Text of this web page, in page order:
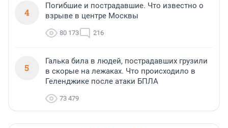
4
Погибшие и пострадавшие. Что известно о
взрыве в центре Москвы
80 173 216
5
Галька била в людей, пострадавших грузили
в скорые на лежаках. Что происходило в
Геленджике после атаки БПЛА
73 479